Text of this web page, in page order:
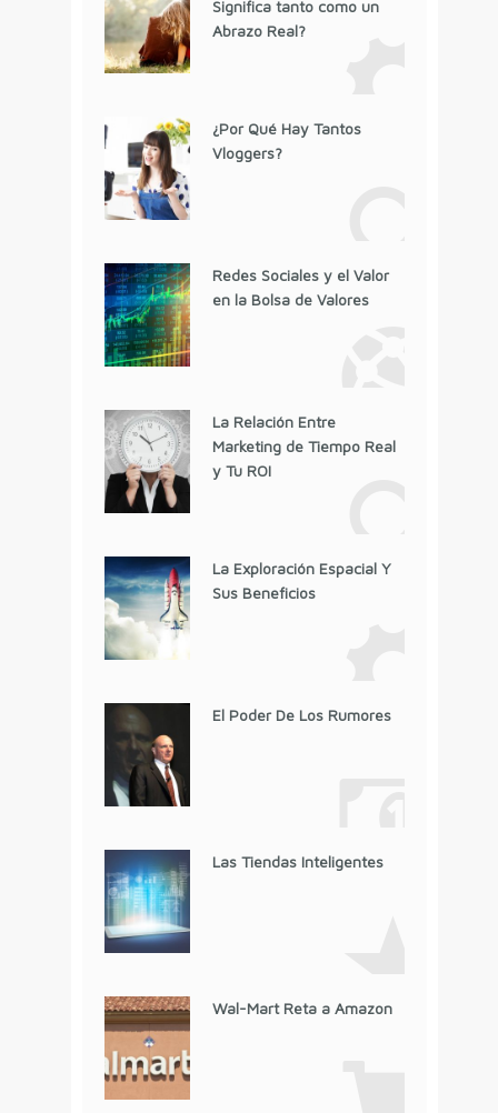
Significa tanto como un
Abrazo Real?
¿Por Qué Hay Tantos
Vloggers?
Redes Sociales y el Valor
en la Bolsa de Valores
La Relación Entre
Marketing de Tiempo Real
y Tu ROI
La Exploración Espacial Y
Sus Beneficios
El Poder De Los Rumores
Las Tiendas Inteligentes
Wal-Mart Reta a Amazon